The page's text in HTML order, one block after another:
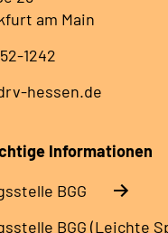
am Main
1242
hessen.de
Informationen
BGG
BGG (Leichte